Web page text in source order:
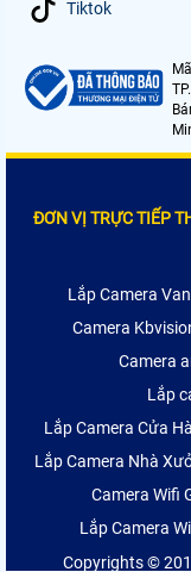
Tiktok
ĐƠN VỊ TRỰC TIẾP
Lắp Camera
Camera
Camera
Lắp
Lắp Camera Cửa
Lắp Camera Nhà
Camera Wifi
Lắp Camera
Copyrights ©